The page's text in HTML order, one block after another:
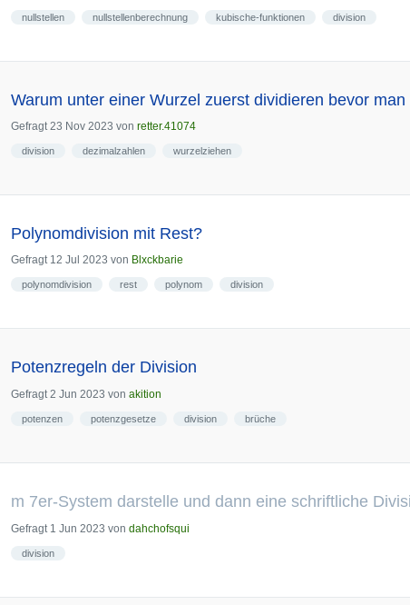
nullstellen nullstellenberechnung kubische-funktionen division
Warum unter einer Wurzel zuerst dividieren bevor
Gefragt 23 Nov 2023 von retter.41074
division dezimalzahlen wurzelziehen
Polynomdivision mit Rest?
Gefragt 12 Jul 2023 von Blxckbarie
polynomdivision rest polynom division
Potenzregeln der Division
Gefragt 2 Jun 2023 von akition
potenzen potenzgesetze division brüche
m 7er-System darstelle und dann eine schriftliche
Gefragt 1 Jun 2023 von dahchofsqui
division